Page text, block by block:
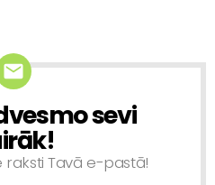
sevi
raksti Tavā e-pastā!